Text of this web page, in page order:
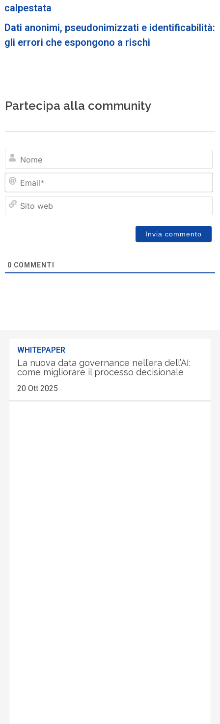
calpestata
Dati anonimi, pseudonimizzati e identificabilità:
gli errori che espongono a rischi
Partecipa alla community
0 COMMENTI
WHITEPAPER
La nuova data governance nell’era dell’AI:
come migliorare il processo decisionale
20 Ott 2025